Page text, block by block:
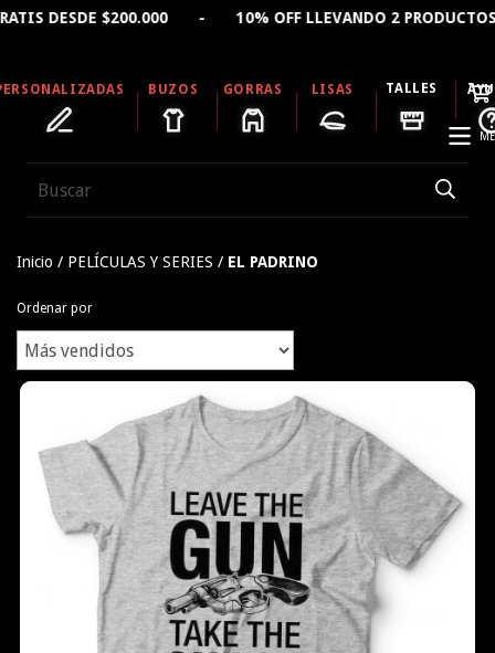
- 10% OFF LLEVANDO 2 PRODUCTOS - 15%
BUZOS GORRAS LISAS TALLES
Inicio / PELÍCULAS Y SERIES / EL PADRINO
Ordenar por